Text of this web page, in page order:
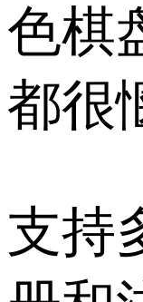
色棋
都很
支持